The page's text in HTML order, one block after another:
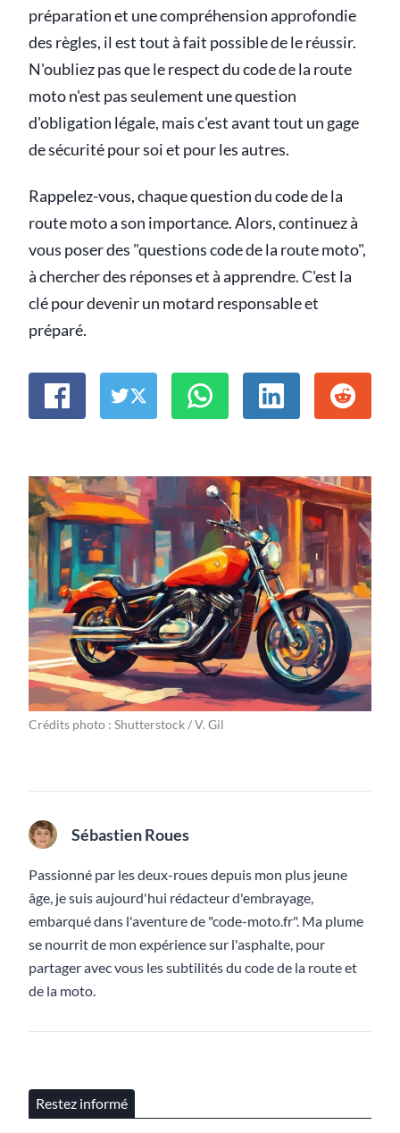
préparation et une compréhension approfondie
des règles, il est tout à fait possible de le réussir.
N'oubliez pas que le respect du code de la route
moto n'est pas seulement une question
d'obligation légale, mais c'est avant tout un gage
de sécurité pour soi et pour les autres.
Rappelez-vous, chaque question du code de la
route moto a son importance. Alors, continuez à
vous poser des "questions code de la route moto",
à chercher des réponses et à apprendre. C'est la
clé pour devenir un motard responsable et
préparé.
Crédits photo : Shutterstock / V. Gil
Sébastien Roues
Passionné par les deux-roues depuis mon plus jeune
âge, je suis aujourd'hui rédacteur d'embrayage,
embarqué dans l'aventure de "code-moto.fr". Ma plume
se nourrit de mon expérience sur l'asphalte, pour
partager avec vous les subtilités du code de la route et
de la moto.
Restez informé